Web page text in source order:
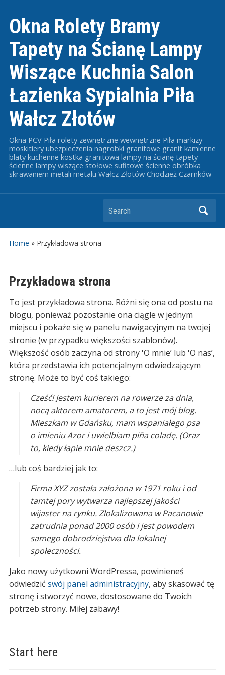
Okna Rolety Bramy
Tapety na Ścianę Lampy
Wiszące Kuchnia Salon
Łazienka Sypialnia Piła
Wałcz Złotów
Okna PCV Piła rolety zewnętrzne wewnętrzne Piła markizy
moskitiery ubezpieczenia nagrobki granitowe granit kamienne
blaty kuchenne kostka granitowa lampy na ścianę tapety
ścienne lampy wiszące stołowe sufitowe ścienne obróbka
skrawaniem metali metalu Wałcz Złotów Chodzież Czarnków
Search
Home » Przykładowa strona
Start here
Przykładowa strona
To jest przykładowa strona. Różni się ona od postu na
blogu, ponieważ pozostanie ona ciągle w jednym
miejscu i pokaże się w panelu nawigacyjnym na twojej
stronie (w przypadku większości szablonów).
Większość osób zaczyna od strony 'O mnie’ lub 'O nas’,
która przedstawia ich potencjalnym odwiedzającym
stronę. Może to być coś takiego:
Cześć! Jestem kurierem na rowerze za dnia,
nocą aktorem amatorem, a to jest mój blog.
Mieszkam w Gdańsku, mam wspaniałego psa
o imieniu Azor i uwielbiam piña coladę. (Oraz
to, kiedy łapie mnie deszcz.)
…lub coś bardziej jak to:
Firma XYZ została założona w 1971 roku i od
tamtej pory wytwarza najlepszej jakości
wijaster na rynku. Zlokalizowana w Pacanowie
zatrudnia ponad 2000 osób i jest powodem
samego dobrodziejstwa dla lokalnej
społeczności.
Jako nowy użytkowni WordPressa, powinieneś
odwiedzić swój panel administracyjny, aby skasować tę
stronę i stworzyć nowe, dostosowane do Twoich
potrzeb strony. Miłej zabawy!